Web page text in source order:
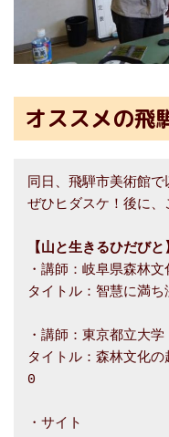
オススメの飛
同日、飛騨市美術館で
【山と生きるひだびと
・講師：岐阜県森林
タイトル：智慧に満
・講師：東京都立大
タイトル：森林文化
0